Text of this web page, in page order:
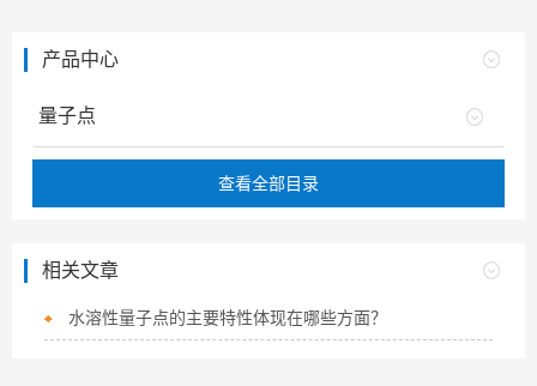
产品中心
量子点
查看全部目录
相关文章
水溶性量子点的主要特性体现在哪些方面？